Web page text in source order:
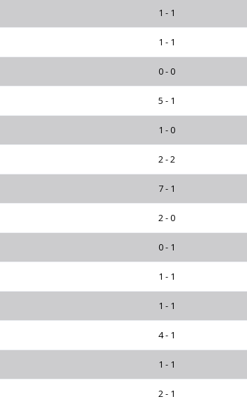
1 - 1
1 - 1
0 - 0
5 - 1
1 - 0
2 - 2
7 - 1
2 - 0
0 - 1
1 - 1
1 - 1
4 - 1
1 - 1
2 - 1